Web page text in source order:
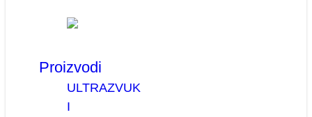
Proizvodi
ULTRAZVUK
I